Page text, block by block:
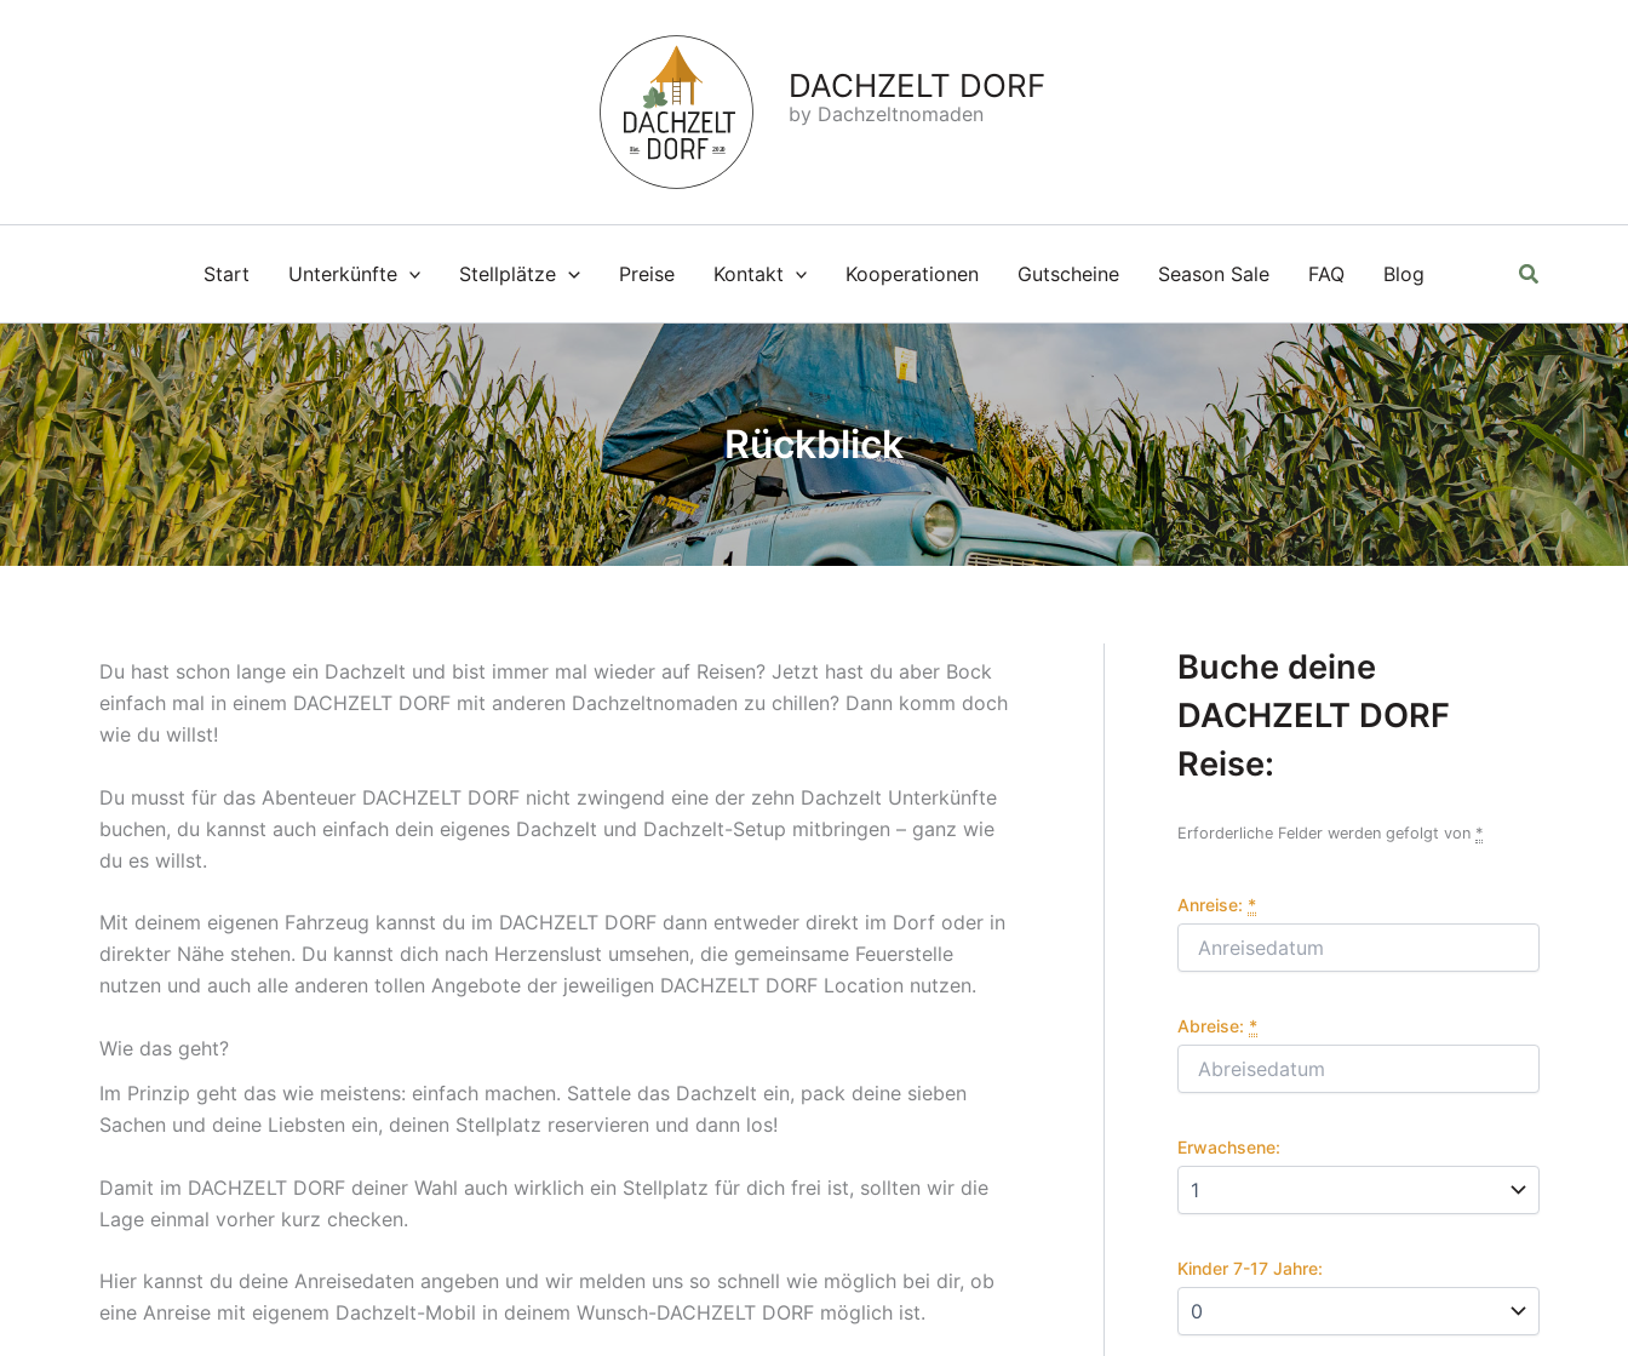
DACHZELT DORF
by Dachzeltnomaden
Start Unterkünfte Stellplätze Preise Kontakt Kooperationen Gutscheine Season Sale FAQ Blog Suchen
Rückblick
Du hast schon lange ein Dachzelt und bist immer mal wieder auf Reisen? Jetzt hast du aber Bock
einfach mal in einem DACHZELT DORF mit anderen Dachzeltnomaden zu chillen? Dann komm doch
wie du willst!
Du musst für das Abenteuer DACHZELT DORF nicht zwingend eine der zehn Dachzelt Unterkünfte
buchen, du kannst auch einfach dein eigenes Dachzelt und Dachzelt-Setup mitbringen – ganz wie
du es willst.
Mit deinem eigenen Fahrzeug kannst du im DACHZELT DORF dann entweder direkt im Dorf oder in
direkter Nähe stehen. Du kannst dich nach Herzenslust umsehen, die gemeinsame Feuerstelle
nutzen und auch alle anderen tollen Angebote der jeweiligen DACHZELT DORF Location nutzen.
Wie das geht?
Im Prinzip geht das wie meistens: einfach machen. Sattele das Dachzelt ein, pack deine sieben
Sachen und deine Liebsten ein, deinen Stellplatz reservieren und dann los!
Damit im DACHZELT DORF deiner Wahl auch wirklich ein Stellplatz für dich frei ist, sollten wir die
Lage einmal vorher kurz checken.
Hier kannst du deine Anreisedaten angeben und wir melden uns so schnell wie möglich bei dir, ob
eine Anreise mit eigenem Dachzelt-Mobil in deinem Wunsch-DACHZELT DORF möglich ist.
Buche deine
DACHZELT DORF
Reise:
Erforderliche Felder werden gefolgt von *
Anreise: *
Abreise: *
Erwachsene:
Kinder 7-17 Jahre: